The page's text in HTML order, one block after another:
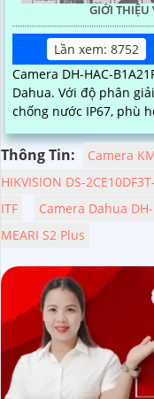
GIỚI THIỆU
Lần xem: 8752
Camera DH-HAC-
Dahua. Với độ phân giải 2MP, góc quan sát rộng và khả năng
chống nước IP67, phù
Thông Tin: Camera
HIKVISION DS-
ITF
Camera Dahua
MEARI S2 Plus